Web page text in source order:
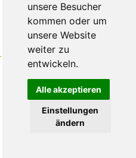
unsere Besucher
kommen oder um
unsere Website
weiter zu
entwickeln.
Alle akzeptieren
Einstellungen
ändern
Datenschutz|